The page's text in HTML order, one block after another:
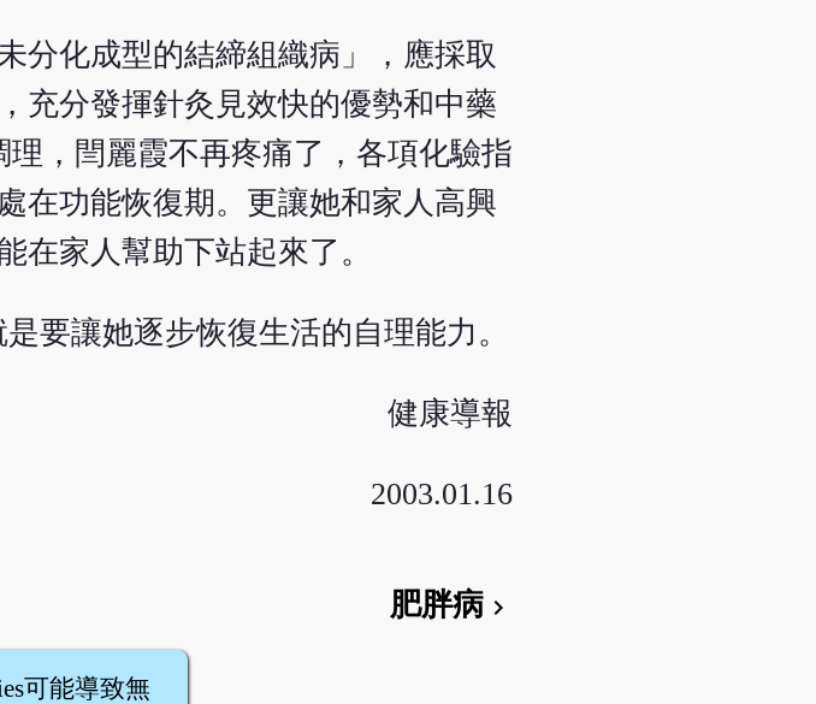
分化成型的結締組織病」，應採取
充分發揮針灸見效快的優勢和中藥
，閆麗霞不再疼痛了，各項化驗指
在功能恢復期。更讓她和家人高興
在家人幫助下站起來了。
要讓她逐步恢復生活的自理能力。
健康導報
2003.01.16
肥胖病chevron_right
可能導致無